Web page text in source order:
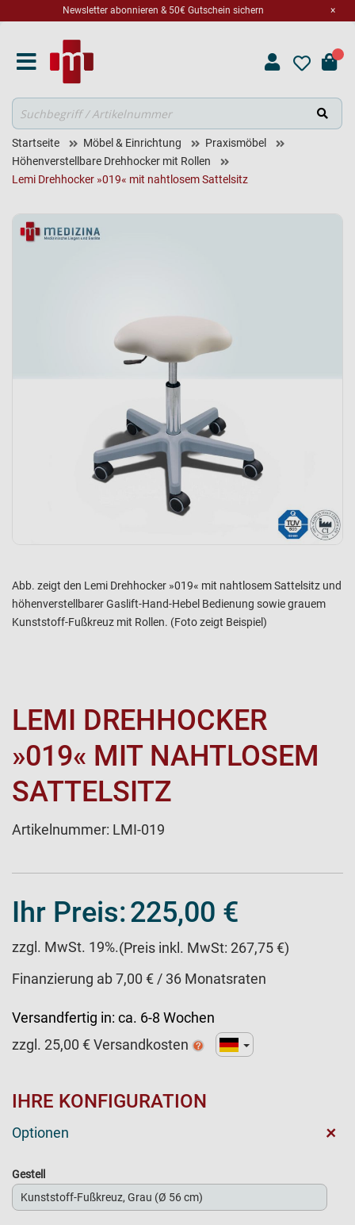
×
Newsletter abonnieren & 50€ Gutschein sichern
Suche
Startseite Möbel & Einrichtung
Praxismöbel
Höhenverstellbare Drehhocker mit Rollen
Lemi Drehhocker »019« mit nahtlosem Sattelsitz
Abb. zeigt den Lemi Drehhocker »019« mit nahtlosem Sattelsitz und
höhenverstellbarer Gaslift-Hand-Hebel Bedienung sowie grauem
Kunststoff-Fußkreuz mit Rollen. (Foto zeigt Beispiel)
LEMI DREHHOCKER
»019« MIT NAHTLOSEM
SATTELSITZ
Artikelnummer: LMI-019
Ihr Preis:225,00 €
zzgl. MwSt. 19%.(Preis inkl. MwSt: 267,75 €)
Finanzierung ab 7,00 € / 36 Monatsraten
Versandfertig in: ca. 6-8 Wochen
zzgl. 25,00 € Versandkosten
IHRE KONFIGURATION
Optionen +
Gestell